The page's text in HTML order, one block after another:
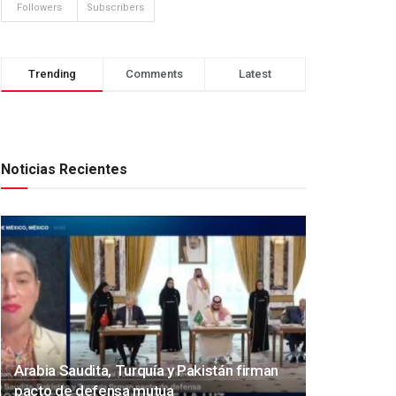
Followers Subscribers
Trending Comments Latest
Noticias Recientes
Arabia Saudita, Turquía y Pakistán firman
pacto de defensa mutua